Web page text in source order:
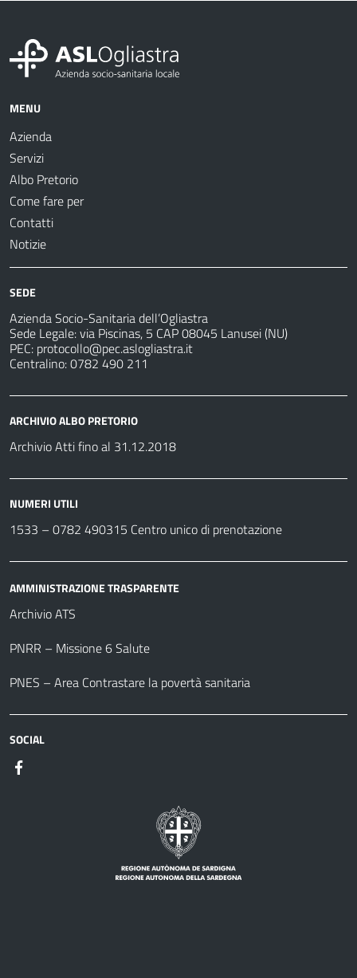
MENU
Azienda
Servizi
Albo Pretorio
Come fare per
Contatti
Notizie
SEDE
Azienda Socio-Sanitaria dell’Ogliastra
Sede Legale: via Piscinas, 5 CAP 08045 Lanusei (NU)
PEC: protocollo@pec.aslogliastra.it
Centralino: 0782 490 211
ARCHIVIO ALBO PRETORIO
Archivio Atti fino al 31.12.2018
NUMERI UTILI
1533 – 0782 490315 Centro unico di prenotazione
AMMINISTRAZIONE TRASPARENTE
Archivio ATS
PNRR – Missione 6 Salute
PNES – Area Contrastare la povertà sanitaria
SOCIAL